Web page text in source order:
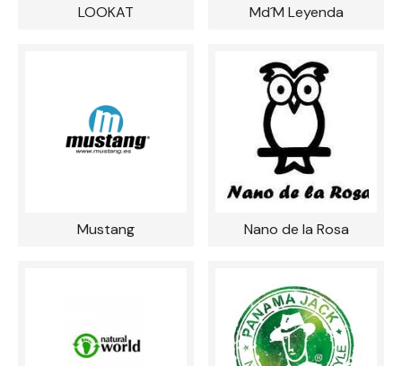
LOOKAT Md´M Leyenda
Mustang Nano de la Rosa